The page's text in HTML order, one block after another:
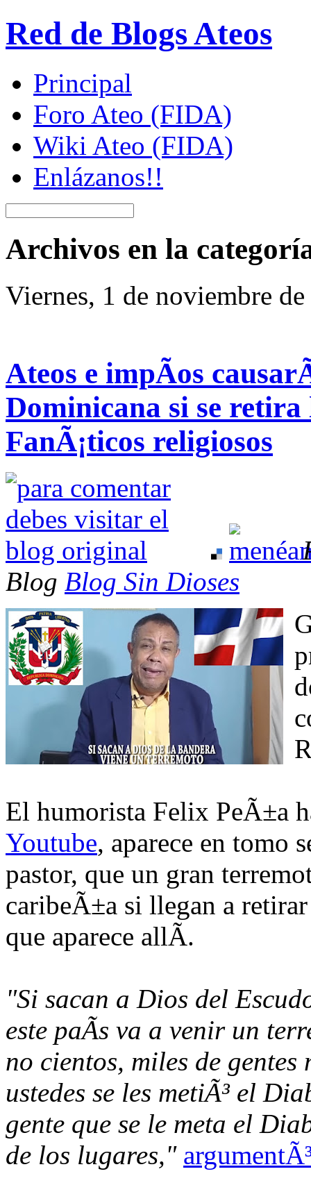
Red de Blogs Ateos
Principal
Foro Ateo (FIDA)
Wiki Ateo (FIDA)
Enlázanos!!
Archivos en la
Viernes, 1 de noviembre
Ateos e impÃ­os
Dominicana si se
FanÃ¡ticos religiosos
Blog Blog Sin Dioses
El humorista Felix PeÃ±a
Youtube, aparece en tomo
pastor, que un gran
caribeÃ±a si llegan a
que aparece allÃ­.
"Si sacan a Dios del
este paÃ­s va a venir un
no cientos, miles de
ustedes se les metiÃ³ el
gente que se le meta el
de los lugares,"